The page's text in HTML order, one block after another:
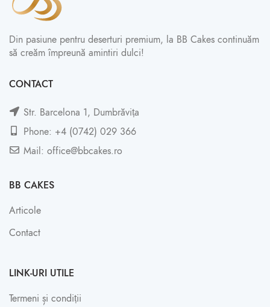
Din pasiune pentru deserturi premium, la BB Cakes continuăm
să creăm împreună amintiri dulci!
CONTACT
Str. Barcelona 1, Dumbrăvița
Phone: +4 (0742) 029 366
Mail: office@bbcakes.ro
BB CAKES
Articole
Contact
LINK-URI UTILE
Termeni și condiții